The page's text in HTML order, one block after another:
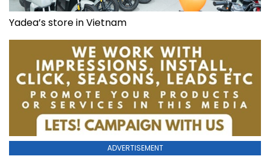
Yadea’s store in Vietnam
ADVERTISEMENT